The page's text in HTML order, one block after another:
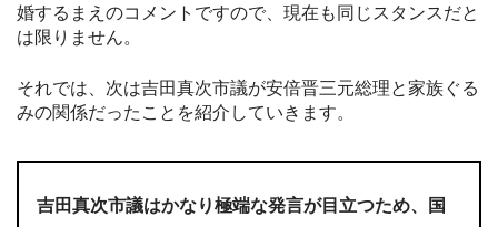
婚するまえのコメントですので、現在も同じスタンスだと
は限りません。
それでは、次は吉田真次市議が安倍晋三元総理と家族ぐる
みの関係だったことを紹介していきます。
吉田真次市議はかなり極端な発言が目立つため、国